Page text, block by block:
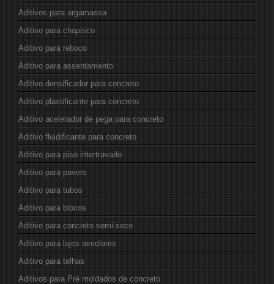
Aditivos para argamassa
Aditivo para chapisco
Aditivo para reboco
Aditivo para assentamento
Aditivo densificador para concreto
Aditivo plastificante para concreto
Aditivo acelerador de pega para concreto
Aditivo fluidificante para concreto
Aditivo para piso intertravado
Aditivo para pavers
Aditivo para tubos
Aditivo para blocos
Aditivo para concreto semi-seco
Aditivo para lajes aveolares
Aditivo para telhas
Aditivos para Pré moldados de concreto